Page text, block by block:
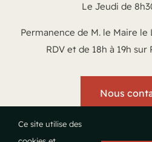
Le Jeudi de
Permanence de M. le Maire le
RDV et de 18h à 19h
Nous
Ce site utilise des